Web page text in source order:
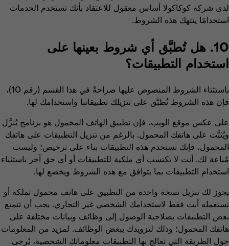
لدى شركة كوكاكولا أساس معقول للاعتقاد بأنك تستخدم الخدمات
استخدامًا ينتهك هذه الشروط.
10. هل تُطبَّق أي شروط بعينها على
استخدام التطبيقات؟
باستثناء الشروط المنصوص عليها صراحةً في هذا القسم (رقم 10)،
فإن هذه الشروط تُطبَّق على تنزيلك تطبيقاتنا واستخدامك لها.
على عكس موقع الويب، فإن تطبيق الهاتف المحمول هو برنامج يُنزَّل
ويُثبَّت على هاتفك المحمول. بالرغم من تنزيل التطبيقات على هاتفك
المحمول، فإنك تستخدم هذه التطبيقات بناء على ترخيص؛ وليست
مُباعة لك. أنت لا تكتسب أي ملكية للتطبيقات أو أي حق آخر باستثناء
استخدام التطبيقات بما يتوافق مع هذه الشروط ويخضع لها.
يجوز لك تنزيل نسخة واحدة من التطبيق على هاتف محمول تملكه أو
تستعمله أنت فقط لاستخدامك الشخصي غير التجاري. يجب أن تتمتع
بعض التطبيقات بصلاحية الوصول إلى وظائف وبيانات مختلفة على
هاتفك المحمول؛ وذلك لتزويدك ببعض الوظائف. لمزيد من المعلومات
حول الطريقة التي تعالج بها التطبيقات معلوماتك الشخصية، يُرجى